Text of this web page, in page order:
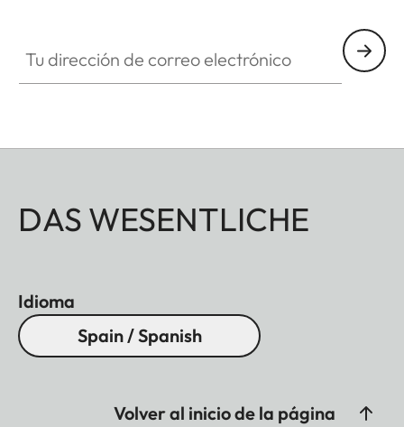
DAS WESENTLICHE
Idioma
Spain / Spanish
Volver al inicio de la página